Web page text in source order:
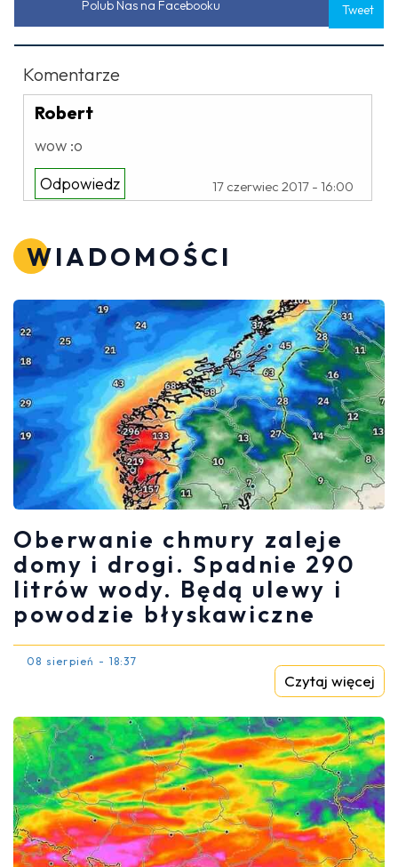
Tweet
Polub Nas na Facebooku
Komentarze
Robert
wow :o
17 czerwiec 2017 - 16:00
Odpowiedz
WIADOMOŚCI
Oberwanie chmury zaleje
domy i drogi. Spadnie 290
litrów wody. Będą ulewy i
powodzie błyskawiczne
08 sierpień - 18:37
Czytaj więcej